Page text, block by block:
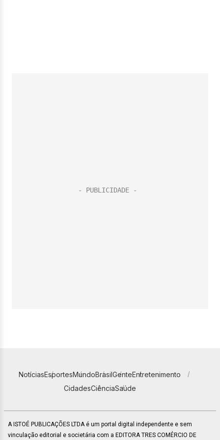
NotíciasEsportesMundoBrasilGenteEntretenimento
CidadesCiênciaSaúde
A ISTOÉ PUBLICAÇÕES LTDA é um portal digital independente e sem
vinculação editorial e societária com a EDITORA TRES COMÉRCIO DE